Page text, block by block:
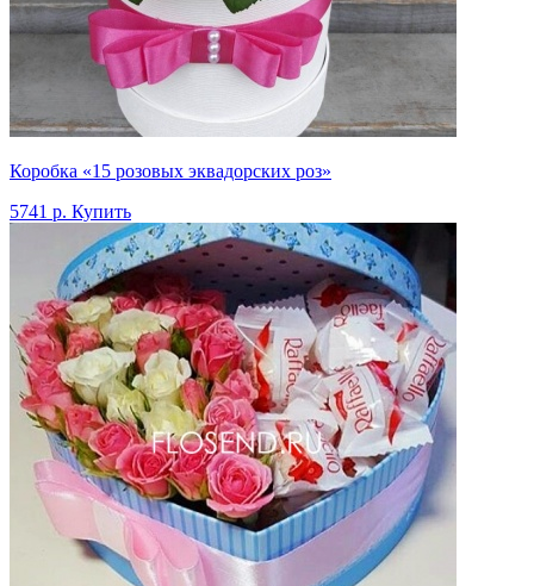
Коробка «15 розовых эквадорских роз»
5741 р. Купить